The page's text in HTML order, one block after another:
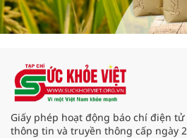
Giấy phép hoạt động báo chí điện tử
thông tin và truyền thông cấp ngày